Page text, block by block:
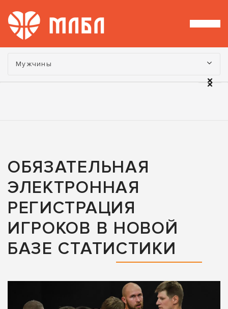
Турнир:
Мужчины
ОБЯЗАТЕЛЬНАЯ
ЭЛЕКТРОННАЯ
РЕГИСТРАЦИЯ
ИГРОКОВ В НОВОЙ
БАЗЕ СТАТИСТИКИ